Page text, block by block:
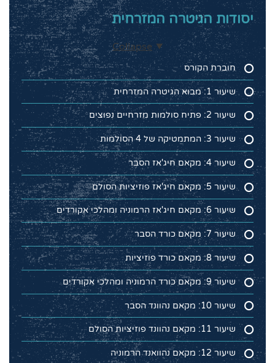
יסודות הגיטרה המזרחית
Collapse
חוברת הקורס
שיעור 1: מבוא הגיטרה המזרחית
שיעור 2: פתיח סולמות מזרחיים נפוצים
שיעור 3: המתמטיקה של 4 הסולמות
שיעור 4: מקאם חיג'אז הסבר
שיעור 5: מקאם חיג'אז פוזיציות הסולם
שיעור 6: מקאם חיג'אז הרמוניה ומהלכי אקורדים
שיעור 7: מקאם כורד הסבר
שיעור 8: מקאם כורד פוזיציות
שיעור 9: מקאם כורד הרמוניה ומהלכי אקורדים
שיעור 10: מקאם נהוונד הסבר
שיעור 11: מקאם נהוונד פוזיציות הסולם
שיעור 12: מקאם נהוואנד הרמוניה